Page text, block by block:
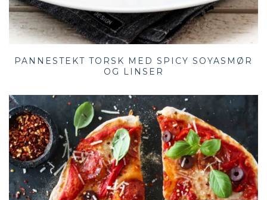
PANNESTEKT TORSK MED SPICY SOYASMØR
OG LINSER